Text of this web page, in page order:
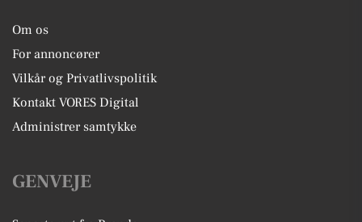
Om os
For annoncører
Vilkår og Privatlivspolitik
Kontakt VORES Digital
Administrer samtykke
GENVEJE